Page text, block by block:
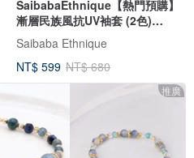
SaibabaEthnique【熱門預購】
漸層民族風抗UV袖套 (2色)
CAAP6201
Saibaba Ethnique
NT$ 599 NT$ 680
推廣